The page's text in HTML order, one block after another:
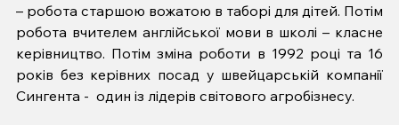
– робота старшою вожатою в таборі для дітей. Потім
робота вчителем англійської мови в школі – класне
керівництво. Потім зміна роботи в 1992 році та 16
років без керівних посад у швейцарській компанії
Сингента -  один із лідерів світового агробізнесу.